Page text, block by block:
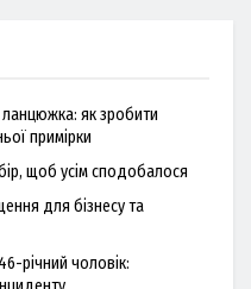
як зробити
примірки
щоб усім сподобалося
для бізнесу та
річний чоловік: